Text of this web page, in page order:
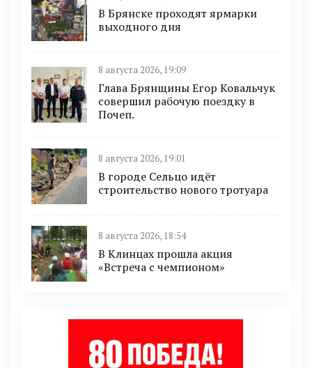
В Брянске проходят ярмарки
выходного дня
8 августа 2026, 19:09
Глава Брянщины Егор Ковальчук
совершил рабочую поездку в
Почеп.
8 августа 2026, 19:01
В городе Сельцо идёт
строительство нового тротуара
8 августа 2026, 18:54
В Клинцах прошла акция
«Встреча с чемпионом»